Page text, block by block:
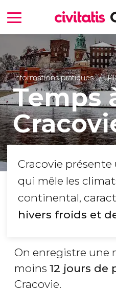
Informations pratiques
Temps
Cracovie
qui mêle les
continental,
hivers froids et
On enregistre une
moins 12 jours de
Cracovie.